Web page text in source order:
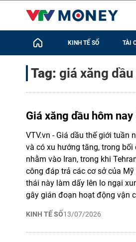
KINH TẾ SỐ TÀI
Tag: giá xăng
Giá xăng dầu hôm
KINH TẾ SỐ13/07/2026
VTV.vn - Giá dầu thế giới tuần
và có xu hướng tăng, trong
nhằm vào Iran, trong khi
công đáp trả các cơ sở của
thái này làm dấy lên lo ngại
gây gián đoạn hoạt động vận